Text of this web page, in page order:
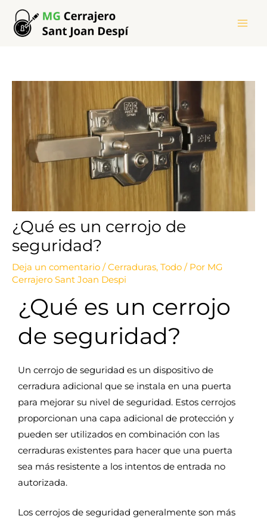
contenido
¿Qué es un cerrojo de
seguridad?
Deja un comentario /Cerraduras, Todo / Por MG
Cerrajero Sant Joan Despi
¿Qué es un cerrojo
de seguridad?
Un cerrojo de seguridad es un dispositivo de
cerradura adicional que se instala en una puerta
para mejorar su nivel de seguridad. Estos cerrojos
proporcionan una capa adicional de protección y
pueden ser utilizados en combinación con las
cerraduras existentes para hacer que una puerta
sea más resistente a los intentos de entrada no
autorizada.
Los cerrojos de seguridad generalmente son más